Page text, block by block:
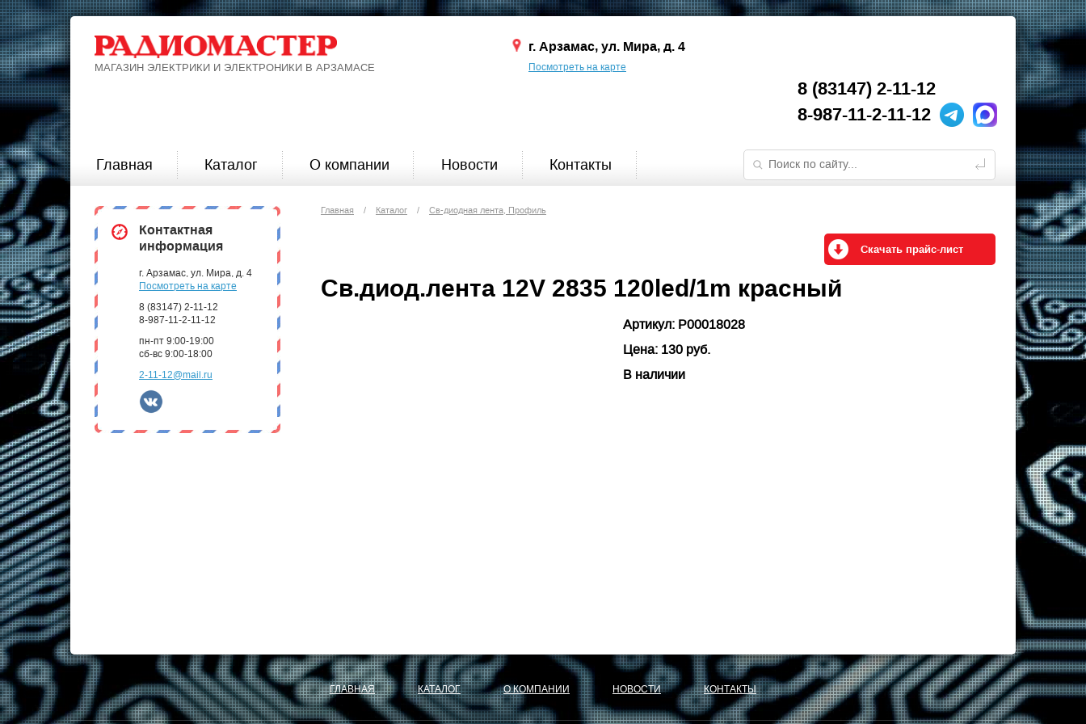
МАГАЗИН ЭЛЕКТРИКИ И ЭЛЕКТРОНИКИ В АРЗАМАСЕ
г. Арзамас, ул. Мира, д. 4
Посмотреть на карте
8 (83147) 2-11-12
8-987-11-2-11-12
Главная Каталог О компании Новости Контакты
Контактная
информация
г. Арзамас, ул. Мира, д. 4
Посмотреть на карте
8 (83147) 2-11-12
8-987-11-2-11-12
пн-пт 9:00-19:00
сб-вс 9:00-18:00
2-11-12@mail.ru
Главная / Каталог / Св-диодная лента, Профиль
Скачать прайс-лист
Св.диод.лента 12V 2835 120led/1m красный
Артикул: P00018028
Цена: 130 руб.
В наличии
ГЛАВНАЯ КАТАЛОГ О КОМПАНИИ НОВОСТИ КОНТАКТЫ